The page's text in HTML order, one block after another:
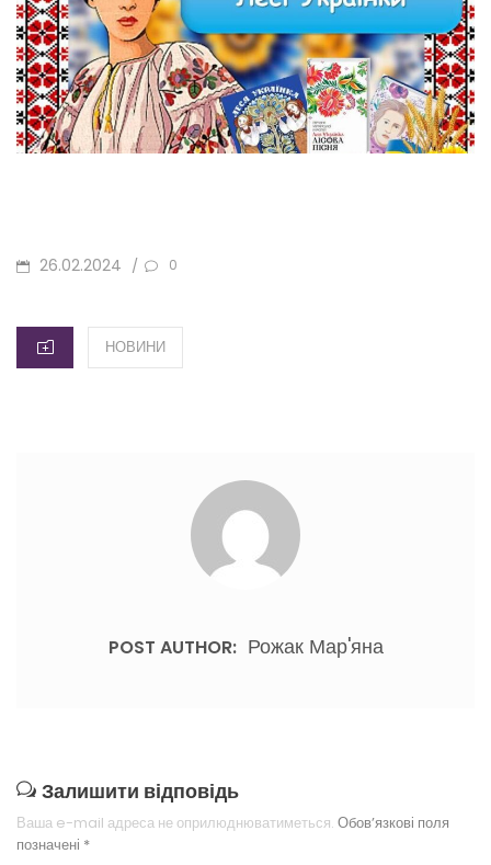
POSTED
26.02.2024 / 0
CATEGORIES
НОВИНИ
POST AUTHOR: Рожак Мар'яна
Залишити відповідь
Ваша e-mail адреса не оприлюднюватиметься. Обов’язкові поля
позначені *